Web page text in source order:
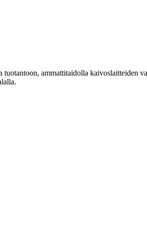
ammattitaidolla kaivoslaitteiden